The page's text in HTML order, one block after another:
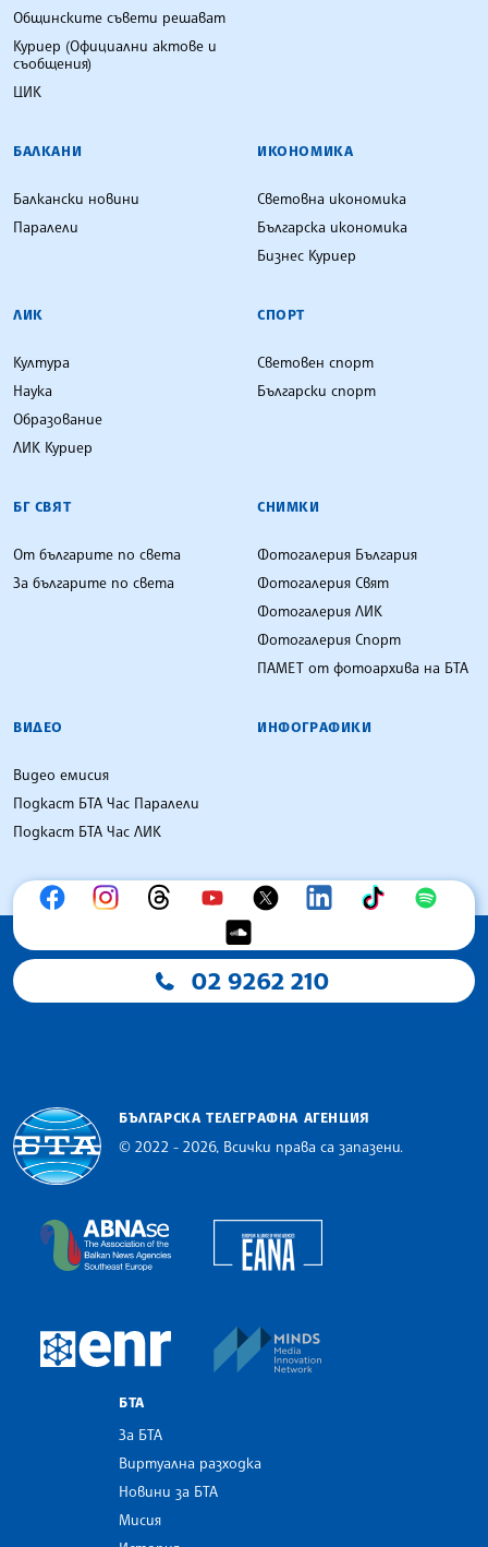
Общинските съвети решават
Куриер (Официални актове и
съобщения)
ЦИК
БАЛКАНИ
Балкански новини
Паралели
ИКОНОМИКА
Световна икономика
Българска икономика
Бизнес Куриер
ЛИК
Култура
Наука
Образование
ЛИК Куриер
СПОРТ
Световен спорт
Български спорт
БГ СВЯТ
От българите по света
За българите по света
СНИМКИ
Фотогалерия България
Фотогалерия Свят
Фотогалерия ЛИК
Фотогалерия Спорт
ПАМЕТ от фотоархива на БТА
ВИДЕО
Видео емисия
Подкаст БТА Час Паралели
Подкаст БТА Час ЛИК
ИНФОГРАФИКИ
02 9262 210
БЪЛГАРСКА ТЕЛЕГРАФНА АГЕНЦИЯ
© 2022 - 2026, Всички права са запазени.
The Assocoation of the Balkan News Agencies
European Newsroom
БТА
За БТА
Виртуална разходка
Новини за БТА
Мисия